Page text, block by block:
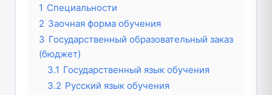
1 Специальности
2 Заочная форма обучения
3 Государственный образовательный заказ
(бюджет)
3.1 Государственный язык обучения
3.2 Русский язык обучения